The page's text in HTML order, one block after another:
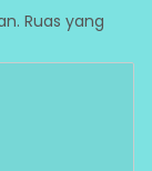
Ruas yang